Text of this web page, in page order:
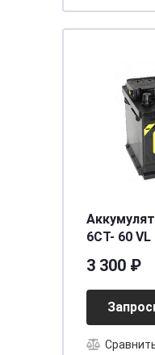
6СТ- 60 VL
[L2]
3 300 ₽